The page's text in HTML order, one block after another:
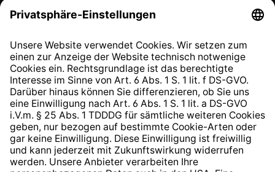
Datenschutzhinweis
Widerrufsrecht
Hinweisgeberschutzsystem
Barrierefreiheit